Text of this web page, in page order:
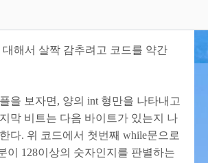
해서 살짝 감추려고 코드를 약간
을 보자면, 양의 int 형만을 나타내고
막 비트는 다음 바이트가 있는지 나
다. 위 코드에서 첫번째 while문으로
이 128이상의 숫자인지를 판별하는